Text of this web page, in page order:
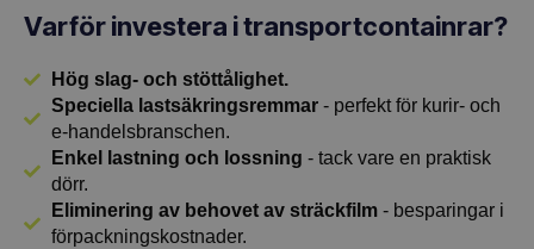
Varför investera i transportcontainrar?
Hög slag- och stöttålighet.
Speciella lastsäkringsremmar- perfekt för kurir- och
e-handelsbranschen.
Enkel lastning och lossning - tack vare en praktisk
dörr.
Eliminering av behovet av sträckfilm- besparingar i
förpackningskostnader.